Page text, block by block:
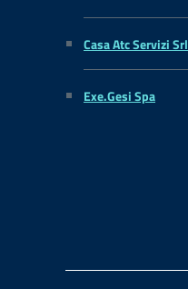
Casa Atc Servizi Srl
Exe.Gesi Spa